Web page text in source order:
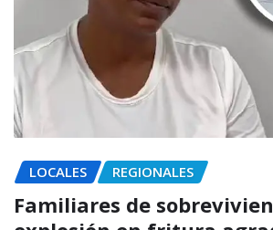
LOCALES REGIONALES
Familiares de